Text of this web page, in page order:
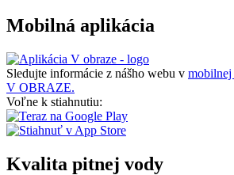
Mobilná aplikácia
Sledujte informácie z nášho webu v
V OBRAZE.
Voľne k stiahnutiu:
Kvalita pitnej vody